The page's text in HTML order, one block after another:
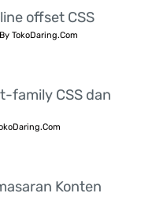
offset CSS
ByTokoDaring.Com
family CSS dan
Konten